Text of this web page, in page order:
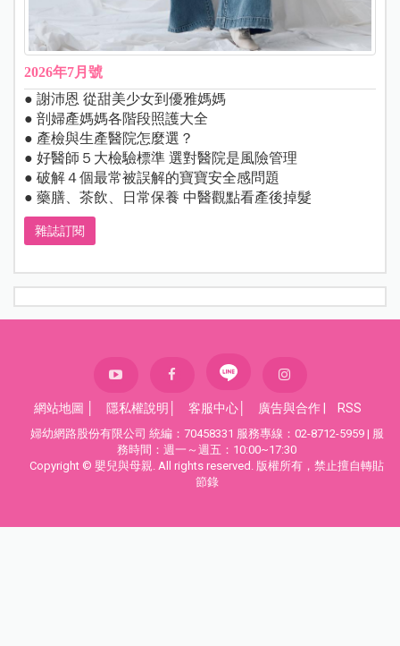
2026年7月號
● 謝沛恩 從甜美少女到優雅媽媽
● 剖婦產媽媽各階段照護大全
● 產檢與生產醫院怎麼選？
● 好醫師５大檢驗標準 選對醫院是風險管理
● 破解４個最常被誤解的寶寶安全感問題
● 藥膳、茶飲、日常保養 中醫觀點看產後掉髮
雜誌訂閱
網站地圖 隱私權說明 客服中心 廣告與合作 RSS
婦幼網路股份有限公司 統編：70458331 服務專線：02-8712-5959 | 服
務時間：週一～週五：10:00~17:30
Copyright © 嬰兒與母親. All rights reserved. 版權所有，禁止擅自轉貼
節錄